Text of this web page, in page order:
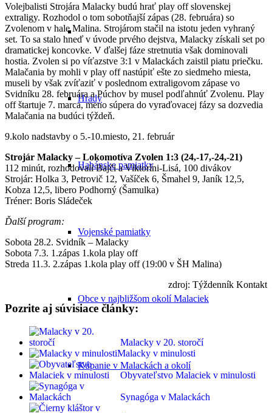
Hrady
Habánske pamiatky
Vojenské pamiatky
Obce v najbližšom okolí Malaciek
Kúpanie v Malackách a okolí
Volejbalisti Strojára Malacky budú hrať play off slovenskej
extraligy. Rozhodol o tom sobotňajší zápas (28. februára) so
Zvolenom v hale Malina. Strojárom stačil na istotu jeden vyhraný
set. To sa stalo hneď v úvode prvého dejstva, Malacky získali set po
dramatickej koncovke. V ďalšej fáze stretnutia však dominovali
hostia. Zvolen si po víťazstve 3:1 v Malackách zaistil piatu priečku.
Malačania by mohli v play off nastúpiť ešte zo siedmeho miesta,
museli by však zvíťaziť v poslednom extraligovom zápase vo
Svidníku 28. februára a Púchov by musel podľahnúť Zvolenu. Play
off štartuje 7. marca, meno súpera do vyraďovacej fázy sa dozvedia
Malačania na budúci týždeň.
9.kolo nadstavby o 5.-10.miesto, 21. február
Strojár Malacky – Lokomotíva Zvolen 1:3 (24,-17,-24,-21)
112 minút, rozhodovali Bajči a Viktoríni-Lisá, 100 divákov
Strojár: Holka 3, Petrovič 12, Vašíček 6, Šmahel 9, Janík 12,5,
Kobza 12,5, libero Podhorný (Šamulka)
Tréner: Boris Sládeček
Ďalší program:
Sobota 28.2. Svidník – Malacky
Sobota 7.3. 1.zápas 1.kola play off
Streda 11.3. 2.zápas 1.kola play off (19:00 v ŠH Malina)
zdroj: Týždenník Kontakt
Pozrite aj súvisiace články:
Malacky v 20. storočí
Malacky v minulosti
Obyvateľstvo Malaciek v minulosti
Synagóga v Malackách